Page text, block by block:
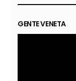
GENTE VENETA